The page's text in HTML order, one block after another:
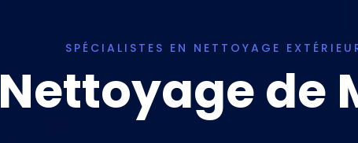
SPÉCIALISTES EN NETTOYAGE
Nettoyage de